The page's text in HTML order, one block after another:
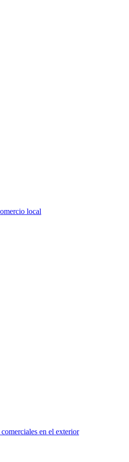
local
en el exterior